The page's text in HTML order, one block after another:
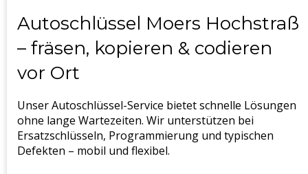
Autoschlüssel Moers Hochstraß
– fräsen, kopieren & codieren
vor Ort
Unser Autoschlüssel-Service bietet schnelle Lösungen
ohne lange Wartezeiten. Wir unterstützen bei
Ersatzschlüsseln, Programmierung und typischen
Defekten – mobil und flexibel.